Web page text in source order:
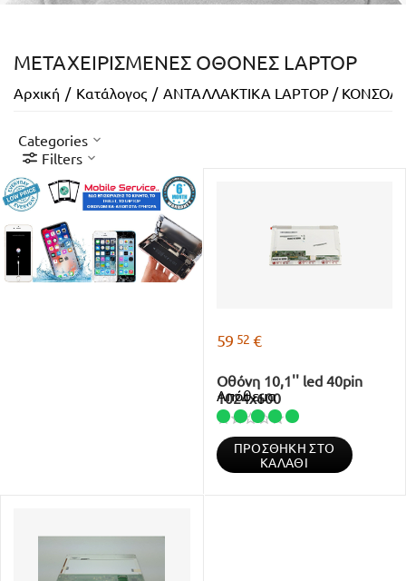
ΜΕΤΑΧΕΙΡΙΣΜΈΝΕΣ ΟΘΌΝΕΣ LAPTOP
Αρχική / Κατάλογος / ΑΝΤΑΛΛΑΚΤΙΚΑ LAPTOP /
Categories
Filters
59 52 €
Οθόνη 10,1'' led 40pin
1024x600
Απόθεμα
ΠΡΟΣΘΉΚΗ ΣΤΟ
ΚΑΛΆΘΙ